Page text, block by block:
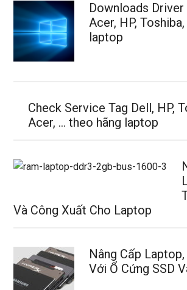
Downloads Driver
Acer, HP,
laptop
Check Service Tag Dell, HP,
Acer, … theo hãng laptop
Và Công Xuất Cho Laptop
Nâng Cấp
Với Ổ Cứng SSD